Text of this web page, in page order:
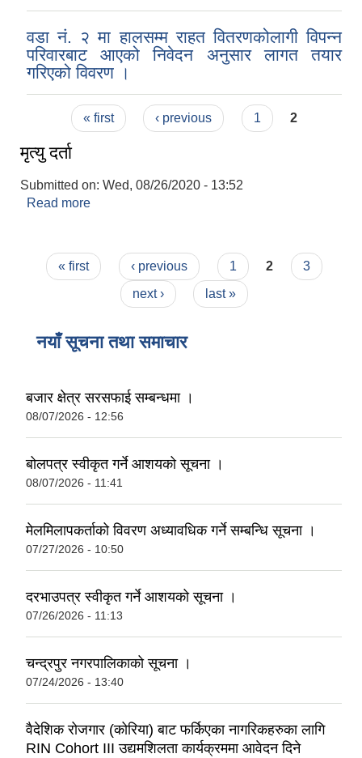
वडा नं. २ मा हालसम्म राहत वितरणकोलागी विपन्न
परिवारबाट आएको निवेदन अनुसार लागत तयार
गरिएको विवरण ।
Pages« first ‹ previous 1 2
मृत्यु दर्ता
Submitted on: Wed, 08/26/2020 - 13:52
Read more
Pages
« first ‹ previous 1 2
3
next ›
last »
नयाँ सूचना तथा समाचार
बजार क्षेत्र सरसफाई सम्बन्धमा ।
08/07/2026 - 12:56
बोलपत्र स्वीकृत गर्ने आशयको सूचना ।
08/07/2026 - 11:41
मेलमिलापकर्ताको विवरण अध्यावधिक गर्ने सम्बन्धि सूचना ।
07/27/2026 - 10:50
दरभाउपत्र स्वीकृत गर्ने आशयको सूचना ।
07/26/2026 - 11:13
चन्द्रपुर नगरपालिकाको सूचना ।
07/24/2026 - 13:40
वैदेशिक रोजगार (कोरिया) बाट फर्किएका नागरिकहरुका लागि
RIN Cohort III उद्यमशिलता कार्यक्रममा आवेदन दिने